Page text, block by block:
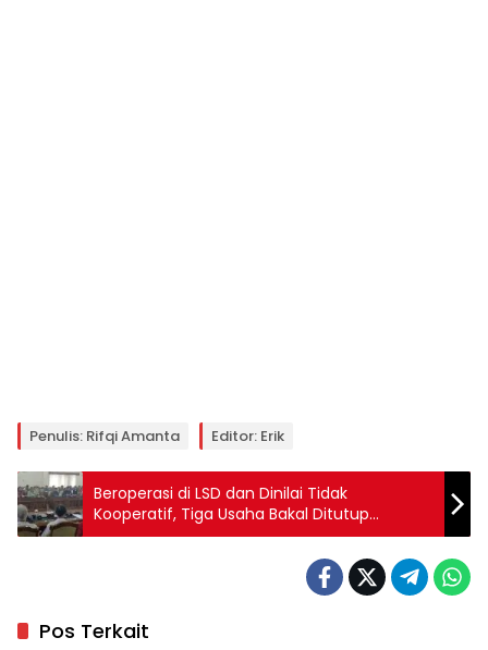
Penulis: Rifqi Amanta Editor: Erik
Beroperasi di LSD dan Dinilai Tidak
Kooperatif, Tiga Usaha Bakal Ditutup
Pemanen
Pos Terkait